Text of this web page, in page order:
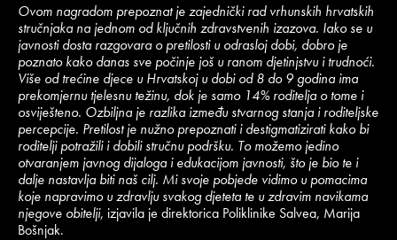
Ovom nagradom prepoznat je zajednički rad vrhunskih hrvatskih
stručnjaka na jednom od ključnih zdravstvenih izazova. Iako se u
javnosti dosta razgovara o pretilosti u odrasloj dobi, dobro je
poznato kako danas sve počinje još u ranom djetinjstvu i trudnoći.
Više od trećine djece u Hrvatskoj u dobi od 8 do 9 godina ima
prekomjernu tjelesnu težinu, dok je samo 14% roditelja o tome i
osviješteno. Ozbiljna je razlika između stvarnog stanja i roditeljske
percepcije. Pretilost je nužno prepoznati i destigmatizirati kako bi
roditelji potražili i dobili stručnu podršku. To možemo jedino
otvaranjem javnog dijaloga i edukacijom javnosti, što je bio te i
dalje nastavlja biti naš cilj. Mi svoje pobjede vidimo u pomacima
koje napravimo u zdravlju svakog djeteta te u zdravim navikama
njegove obitelji, izjavila je direktorica Poliklinike Salvea, Marija
Bošnjak.